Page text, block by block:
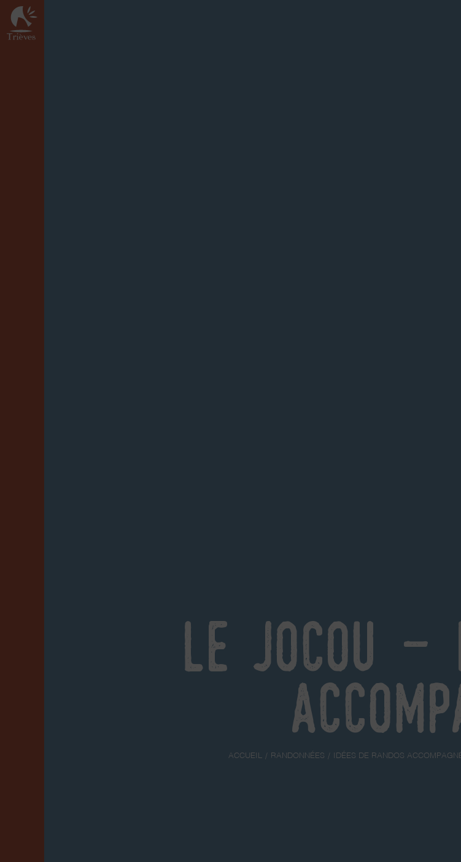
Le Jocou -
ACCUEIL RANDONNÉES IDÉES DE RANDOS